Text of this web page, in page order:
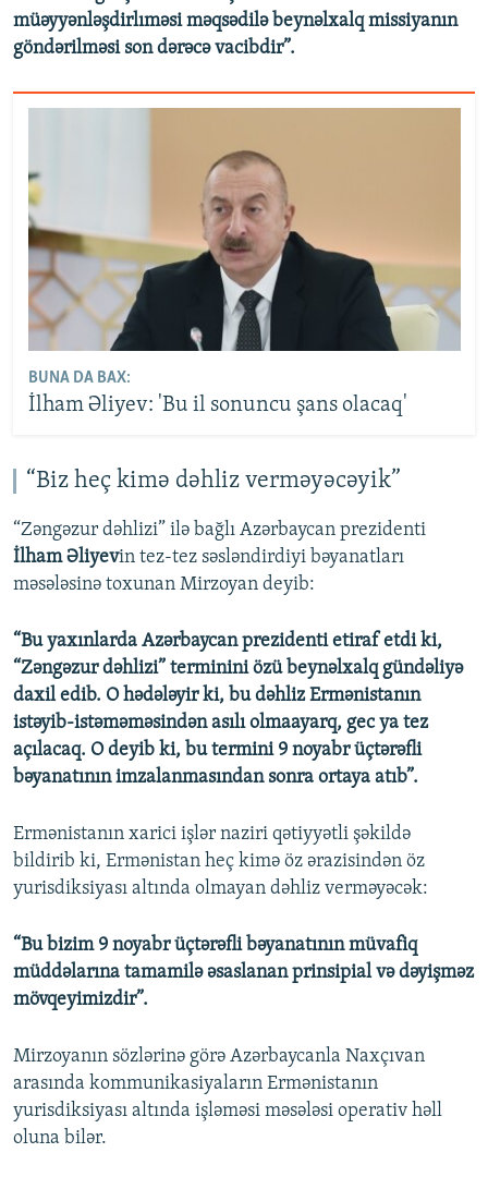
müəyyənləşdirlıməsi məqsədilə beynəlxalq missiyanın
göndərilməsi son dərəcə vacibdir”.
BUNA DA BAX:
İlham Əliyev: 'Bu il sonuncu şans olacaq'
“Biz heç kimə dəhliz verməyəcəyik”
“Zəngəzur dəhlizi” ilə bağlı Azərbaycan prezidenti
İlham Əliyevin tez-tez səsləndirdiyi bəyanatları
məsələsinə toxunan Mirzoyan deyib:
“Bu yaxınlarda Azərbaycan prezidenti etiraf etdi ki,
“Zəngəzur dəhlizi” terminini özü beynəlxalq gündəliyə
daxil edib. O hədələyir ki, bu dəhliz Ermənistanın
istəyib-istəməməsindən asılı olmaayarq, gec ya tez
açılacaq. O deyib ki, bu termini 9 noyabr üçtərəfli
bəyanatının imzalanmasından sonra ortaya atıb”.
Ermənistanın xarici işlər naziri qətiyyətli şəkildə
bildirib ki, Ermənistan heç kimə öz ərazisindən öz
yurisdiksiyası altında olmayan dəhliz verməyəcək:
“Bu bizim 9 noyabr üçtərəfli bəyanatının müvafiq
müddəlarına tamamilə əsaslanan prinsipial və dəyişməz
mövqeyimizdir”.
Mirzoyanın sözlərinə görə Azərbaycanla Naxçıvan
arasında kommunikasiyaların Ermənistanın
yurisdiksiyası altında işləməsi məsələsi operativ həll
oluna bilər.